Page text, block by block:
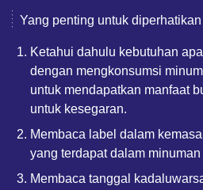
Yang penting untuk
Ketahui dahulu kebutuhan
dengan mengkonsumsi
untuk mendapatkan manfaat
untuk kesegaran.
Membaca label dalam
yang terdapat dalam
Membaca tanggal